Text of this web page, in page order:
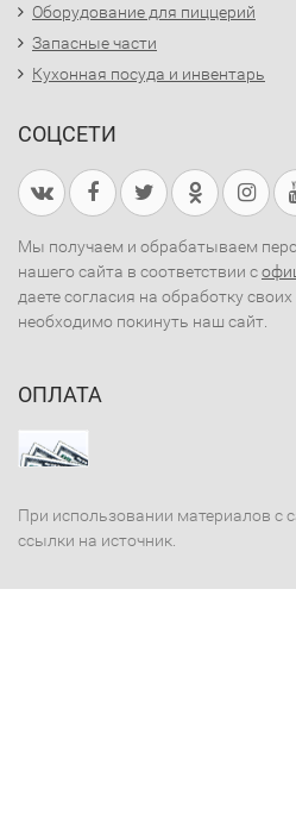
Оборудование для пиццерий
Запасные части
Кухонная посуда и инвентарь
СОЦСЕТИ
Мы получаем и обрабатываем
нашего сайта в соответствии с
даете согласия на обработку
необходимо покинуть наш сайт.
ОПЛАТА
При использовании материалов с
ссылки на источник.